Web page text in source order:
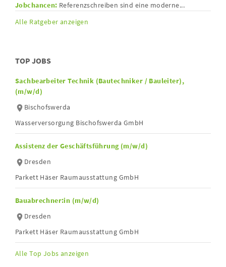
Jobchancen: Referenzschreiben sind eine moderne...
Alle Ratgeber anzeigen
TOP JOBS
Sachbearbeiter Technik (Bautechniker / Bauleiter),
(m/w/d)
Bischofswerda
Wasserversorgung Bischofswerda GmbH
Assistenz der Geschäftsführung (m/w/d)
Dresden
Parkett Häser Raumausstattung GmbH
Bauabrechner:in (m/w/d)
Dresden
Parkett Häser Raumausstattung GmbH
Alle Top Jobs anzeigen